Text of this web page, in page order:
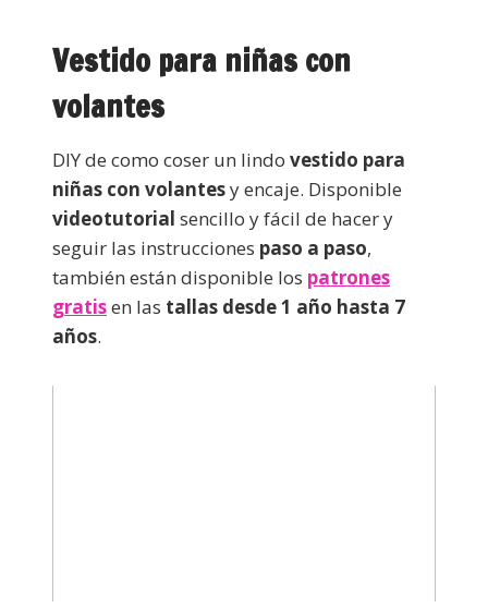
Vestido para niñas con
volantes
DIY de como coser un lindo vestido para
niñas con volantesy encaje. Disponible
videotutorial sencillo y fácil de hacer y
seguir las instrucciones paso a paso,
también están disponible los patrones
gratisen las tallas desde 1 año hasta 7
años.